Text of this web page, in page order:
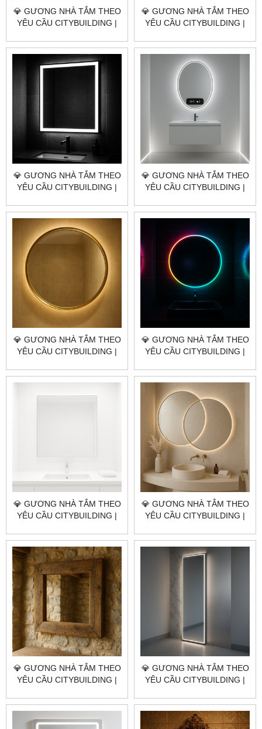
💎 GƯƠNG NHÀ TẮM THEO
YÊU CẦU CITYBUILDING |
GIÁ GƯƠNG NHÀ TẮM XÃ
XUYÊN MỘC TP.HCM
💎 GƯƠNG NHÀ TẮM THEO
YÊU CẦU CITYBUILDING |
GIÁ GƯƠNG NHÀ TẮM XÃ
HỒ TRÀM TP.HCM
💎 GƯƠNG NHÀ TẮM THEO
YÊU CẦU CITYBUILDING |
GIÁ GƯƠNG NHÀ TẮM XÃ
NGHĨA THÀNH TP.HCM
💎 GƯƠNG NHÀ TẮM THEO
YÊU CẦU CITYBUILDING |
GIÁ GƯƠNG NHÀ TẮM XÃ
💎 GƯƠNG NHÀ TẮM THEO
YÊU CẦU CITYBUILDING |
GIÁ GƯƠNG NHÀ TẮM XÃ
💎 GƯƠNG NHÀ TẮM THEO
YÊU CẦU CITYBUILDING |
GIÁ GƯƠNG NHÀ TẮM XÃ
KIM LONG TP.HCM
💎 GƯƠNG NHÀ TẮM THEO
YÊU CẦU CITYBUILDING |
GIÁ GƯƠNG NHÀ TẮM XÃ
BÌNH GIÃ TP.HCM
💎 GƯƠNG NHÀ TẮM THEO
YÊU CẦU CITYBUILDING |
GIÁ GƯƠNG NHÀ TẮM XÃ
NGÃI GIAO TP.HCM
💎 GƯƠNG NHÀ TẮM THEO
YÊU CẦU CITYBUILDING |
GIÁ GƯƠNG NHÀ TẮM XÃ
💎 GƯƠNG NHÀ TẮM THEO
YÊU CẦU CITYBUILDING |
GIÁ GƯƠNG NHÀ TẮM
PHƯỜNG TÂN HẢI TP.HCM